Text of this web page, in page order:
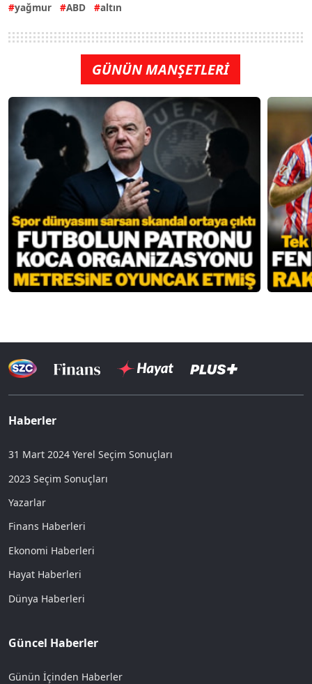
yağmur ABD altın
GÜNÜN MANŞETLERİ
Haberler
31 Mart 2024 Yerel Seçim Sonuçları
2023 Seçim Sonuçları
Yazarlar
Finans Haberleri
Ekonomi Haberleri
Hayat Haberleri
Dünya Haberleri
Güncel Haberler
Günün İçinden Haberler